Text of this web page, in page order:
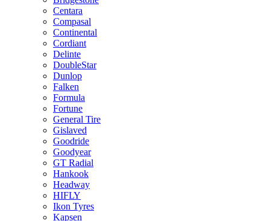
Centara
Compasal
Continental
Cordiant
Delinte
DoubleStar
Dunlop
Falken
Formula
Fortune
General Tire
Gislaved
Goodride
Goodyear
GT Radial
Hankook
Headway
HIFLY
Ikon Tyres
Kapsen